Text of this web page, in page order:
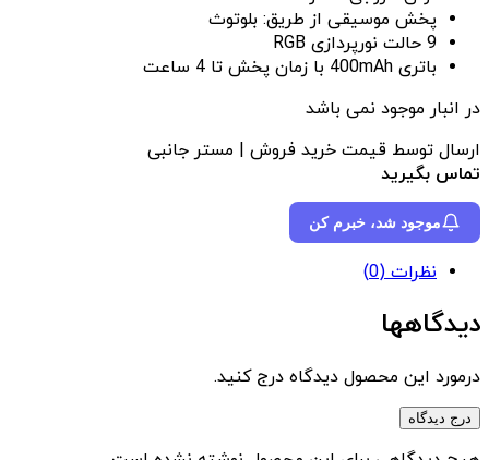
پخش موسیقی از طریق: بلوتوث
9 حالت نورپردازی RGB
باتری 400mAh با زمان پخش تا 4 ساعت
در انبار موجود نمی باشد
ارسال توسط قیمت خرید فروش | مستر جانبی
تماس بگیرید
موجود شد، خبرم کن
نظرات (0)
دیدگاهها
درمورد این محصول دیدگاه درج کنید.
درج دیدگاه